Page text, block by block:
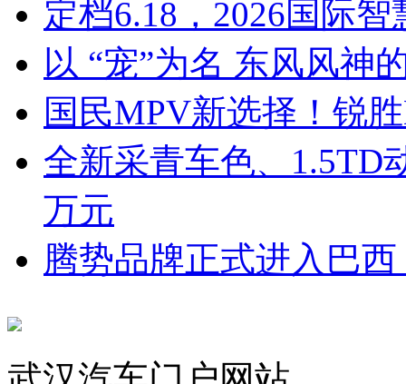
定档6.18，2026国际
以 “宠”为名 东风风神
国民MPV新选择！锐
全新采青车色、1.5TD
万元
腾势品牌正式进入巴